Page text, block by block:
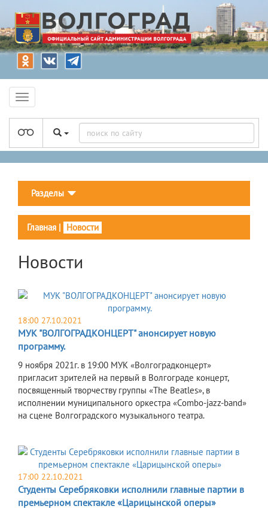
Разделы
Главная | Новости
Новости
18:00 27.10.2021
МУК "ВОЛГОГРАДКОНЦЕРТ" анонсирует новую
программу.
9 ноября 2021г. в 19:00 МУК «Волгоградконцерт»
пригласит зрителей на первый в Волгограде концерт,
посвященный творчеству группы «The Beatles», в
исполнении муниципального оркестра «Combo-jazz-band»
на сцене Волгоградского музыкального театра.
17:00 22.10.2021
Студенты Серебряковки исполнили главные партии в
премьерном спектакле «Царицынской оперы»